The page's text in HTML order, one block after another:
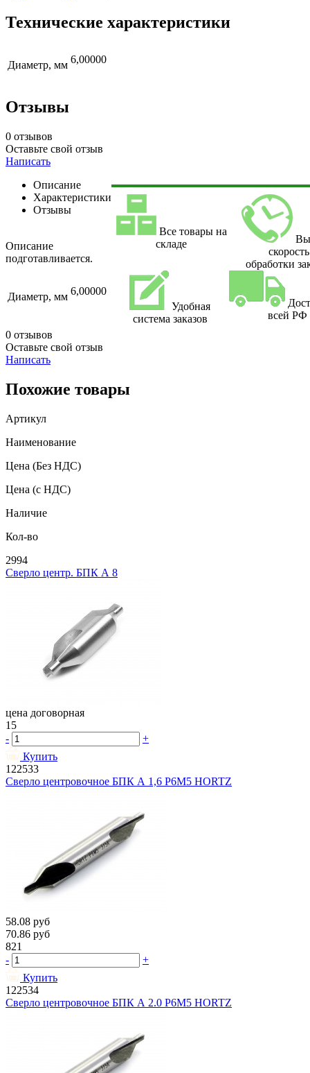
Технические характеристики
Диаметр, мм 6,00000
Отзывы
0 отзывов
Оставьте свой отзыв
Написать
Описание
Характеристики
Отзывы
Описание
подготавливается.
Диаметр, мм 6,00000
0 отзывов
Оставьте свой отзыв
Написать
Все товары на
складе
скорость
обработки
Удобная
система заказов
всей РФ
Похожие товары
Артикул
Наименование
Цена (Без НДС)
Цена (с НДС)
Наличие
Кол-во
2994
Сверло центр. БПК А 8
цена договорная
15
-
+
Купить
122533
Сверло центровочное БПК А 1,6 Р6М5 HORTZ
58.08 руб
70.86 руб
821
-
+
Купить
122534
Сверло центровочное БПК А 2.0 Р6М5 HORTZ